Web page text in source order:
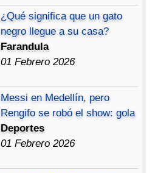
¿Qué significa que un gato
negro llegue a su casa?
Farandula
01 Febrero 2026
Messi en Medellín, pero
Rengifo se robó el show: gola
Deportes
01 Febrero 2026